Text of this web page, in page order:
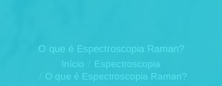
O que é Espectroscopia Raman?
Início
Espectroscopia
O que é Espectroscopia Raman?